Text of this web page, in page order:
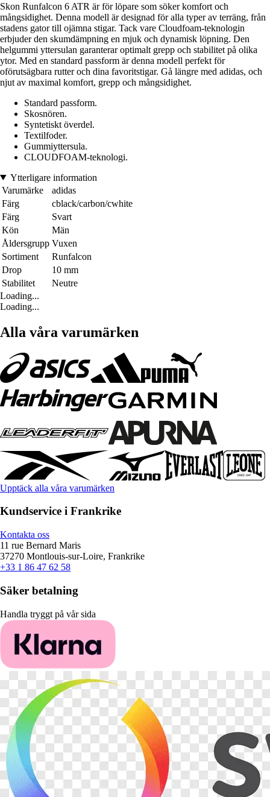
Skon Runfalcon 6 ATR är för löpare som söker komfort och
mångsidighet. Denna modell är designad för alla typer av terräng, från
stadens gator till ojämna stigar. Tack vare Cloudfoam-teknologin
erbjuder den skumdämpning en mjuk och dynamisk löpning. Den
helgummi yttersulan garanterar optimalt grepp och stabilitet på olika
ytor. Med en standard passform är denna modell perfekt för
oförutsägbara rutter och dina favoritstigar. Gå längre med adidas, och
njut av maximal komfort, grepp och mångsidighet.
Standard passform.
Skosnören.
Syntetiskt överdel.
Textilfoder.
Gummiyttersula.
CLOUDFOAM-teknologi.
Ytterligare information
Varumärke
adidas
Färg
cblack/carbon/cwhite
Färg
Svart
Kön
Män
Åldersgrupp Vuxen
Sortiment
Runfalcon
Drop
10 mm
Stabilitet
Neutre
Loading...
Loading...
Alla våra varumärken
Upptäck alla våra varumärken
Kundservice i Frankrike
Kontakta oss
11 rue Bernard Maris
37270 Montlouis-sur-Loire, Frankrike
+33 1 86 47 62 58
Säker betalning
Handla tryggt på vår sida